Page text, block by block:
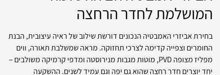
המושלמת לחדר הרחצה
בחירת אביזרי האמבטיה הנכונים דורשת שילוב של ראיה עיצובית, הבנת
החומרים וצפייה קדימה לצרכי תחזוקה. מראה שמשלבת תאורה, ווים
מפליז מצופה PVD, מוטות מגבות מנירוסטה ומדפי קרמיקה משולבים –
יחד יוצרים חדר רחצה שהוא גם יפה וגם עמיד לשנים. ההשקעה